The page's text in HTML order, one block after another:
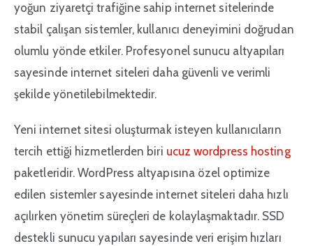
yoğun ziyaretçi trafiğine sahip internet sitelerinde
stabil çalışan sistemler, kullanıcı deneyimini doğrudan
olumlu yönde etkiler. Profesyonel sunucu altyapıları
sayesinde internet siteleri daha güvenli ve verimli
şekilde yönetilebilmektedir.
Yeni internet sitesi oluşturmak isteyen kullanıcıların
tercih ettiği hizmetlerden biri ucuz wordpress hosting
paketleridir. WordPress altyapısına özel optimize
edilen sistemler sayesinde internet siteleri daha hızlı
açılırken yönetim süreçleri de kolaylaşmaktadır. SSD
destekli sunucu yapıları sayesinde veri erişim hızları